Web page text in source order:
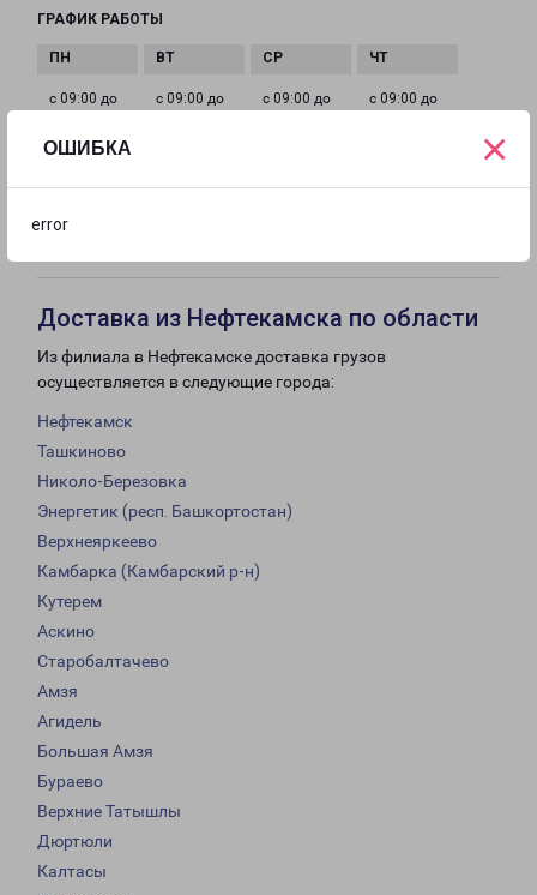
ОШИБКА
error
×
ГРАФИК РАБОТЫ
с 09:00 до
с 09:00 до
с 09:00 до
с 09:00 до
18:00
Доставка из Нефтекамска по области
Из филиала в Нефтекамске доставка грузов
осуществляется в следующие города:
Нефтекамск
Ташкиново
Николо-Березовка
Энергетик (респ. Башкортостан)
Верхнеяркеево
Камбарка (Камбарский р-н)
Кутерем
Аскино
Старобалтачево
Амзя
Агидель
Большая Амзя
Бураево
Верхние Татышлы
Дюртюли
Калтасы